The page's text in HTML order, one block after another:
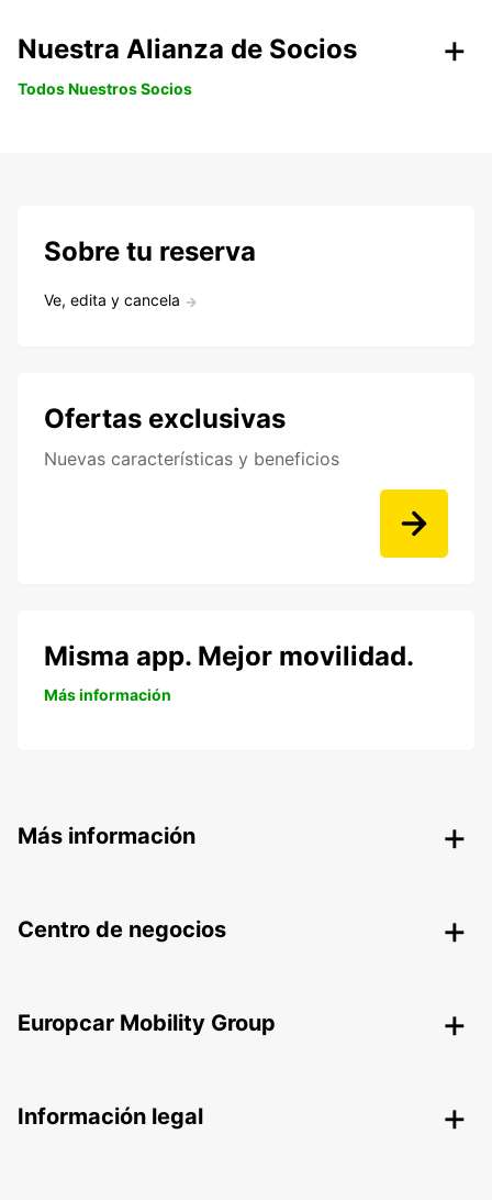
Nuestra Alianza de Socios
Todos Nuestros Socios
Sobre tu reserva
Ve, edita y cancela
Ofertas exclusivas
Nuevas características y beneficios
Misma app. Mejor movilidad.
Más información
Más información
Centro de negocios
Europcar Mobility Group
Información legal